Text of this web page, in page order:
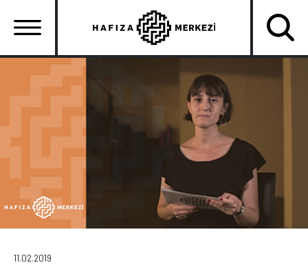
atla
gezinti
menüsü
11.02.2019